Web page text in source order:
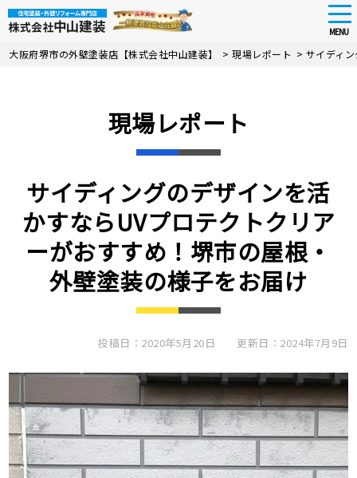
Skip
MENU
大阪府堺市の外壁塗装店【株式会社中山建装】 >現場レポート > サイディ
現場レポート
サイディングのデザインを活
かすならUVプロテクトクリア
ーがおすすめ！堺市の屋根・
外壁塗装の様子をお届け
投稿日：2020年5月20日 更新日：2024年7月9日